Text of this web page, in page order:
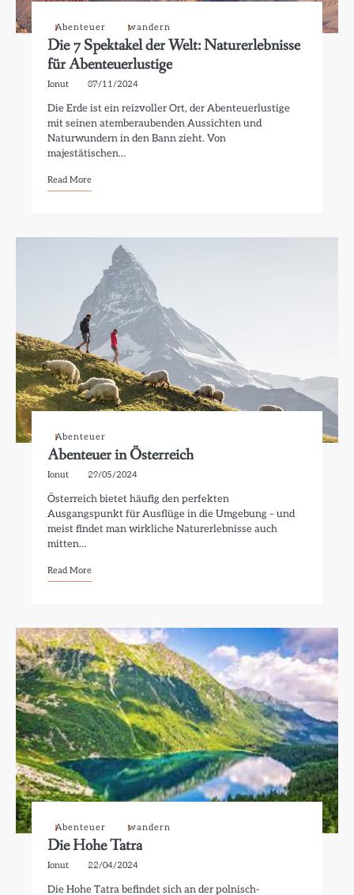
Abenteuer wandern
Die 7 Spektakel der Welt: Naturerlebnisse
für Abenteuerlustige
Ionut 07/11/2024
Die Erde ist ein reizvoller Ort, der Abenteuerlustige
mit seinen atemberaubenden Aussichten und
Naturwundern in den Bann zieht. Von
majestätischen…
Read More
Abenteuer
Abenteuer in Österreich
Ionut 29/05/2024
Österreich bietet häufig den perfekten
Ausgangspunkt für Ausflüge in die Umgebung – und
meist findet man wirkliche Naturerlebnisse auch
mitten…
Read More
Abenteuer wandern
Die Hohe Tatra
Ionut 22/04/2024
Die Hohe Tatra befindet sich an der polnisch-